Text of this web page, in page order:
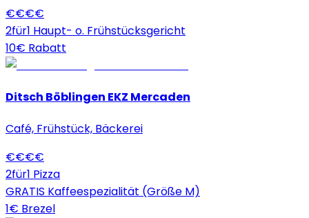
€€€€
2für1 Haupt- o. Frühstücksgericht
10€ Rabatt
Ditsch Böblingen EKZ Mercaden
Café, Frühstück, Bäckerei
€€€€
2für1 Pizza
GRATIS Kaffeespezialität (Größe M)
1€ Brezel